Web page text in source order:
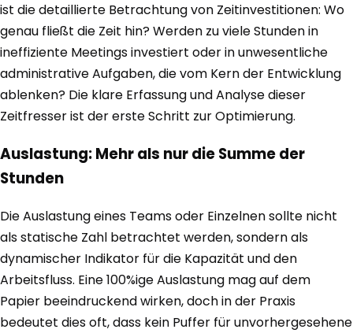
ist die detaillierte Betrachtung von Zeitinvestitionen: Wo
genau fließt die Zeit hin? Werden zu viele Stunden in
ineffiziente Meetings investiert oder in unwesentliche
administrative Aufgaben, die vom Kern der Entwicklung
ablenken? Die klare Erfassung und Analyse dieser
Zeitfresser ist der erste Schritt zur Optimierung.
Auslastung: Mehr als nur die Summe der
Stunden
Die Auslastung eines Teams oder Einzelnen sollte nicht
als statische Zahl betrachtet werden, sondern als
dynamischer Indikator für die Kapazität und den
Arbeitsfluss. Eine 100%ige Auslastung mag auf dem
Papier beeindruckend wirken, doch in der Praxis
bedeutet dies oft, dass kein Puffer für unvorhergesehene